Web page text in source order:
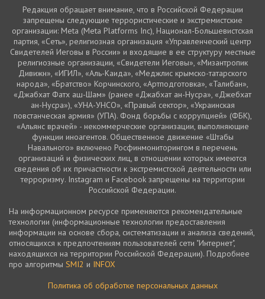
Редакция обращает внимание, что в Российской Федерации
запрещены следующие террористические и экстремистские
организации: Meta (Meta Platforms Inc), Национал-Большевистская
партия, «Сеть», религиозная организация «Управленческий центр
Свидетелей Иеговы в России» и входящие в ее структуру местные
религиозные организации, «Свидетели Иеговы», «Мизантропик
Дивижн», «ИГИЛ», «Аль-Каида», «Меджлис крымско-татарского
народа», «Братство» Корчинского, «Артподготовка», «Талибан»,
«Джабхат Фатх аш-Шам» (ранее «Джабхат ан-Нусра», «Джебхат
ан-Нусра»), «УНА-УНСО», «Правый сектор», «Украинская
повстанческая армия» (УПА). Фонд борьбы с коррупцией» (ФБК),
«Альянс врачей» - некоммерческие организации, выполняющие
функции иноагентов. Общественное движение «Штабы
Навального» включено Росфинмониторингом в перечень
организаций и физических лиц, в отношении которых имеются
сведения об их причастности к экстремистской деятельности или
терроризму. Instagram и Facebook запрещены на территории
Российской Федерации.
На информационном ресурсе применяются рекомендательные
технологии (информационные технологии предоставления
информации на основе сбора, систематизации и анализа сведений,
относящихся к предпочтениям пользователей сети "Интернет",
находящихся на территории Российской Федерации). Подробнее
про алгоритмы SMI2 и INFOX
Политика об обработке персональных данных